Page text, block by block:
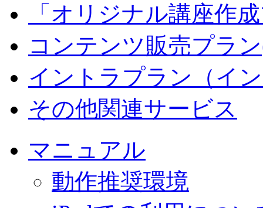
「オリジナル講座作
コンテンツ販売プラ
イントラプラン（イ
その他関連サービス
マニュアル
動作推奨環境